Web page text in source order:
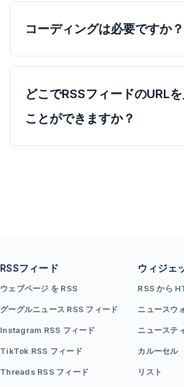
コーディングは必要ですか？
どこでRSSフィードのURL
ことができますか？
RSSフィード
ウェブページ を RSS
グーグルニュース RSS フィード
Instagram RSS フィード
TikTok RSS フィード
Threads RSS フィード
ウィジェ
RSS から
ニュースウ
ニューステ
カルーセル
リスト